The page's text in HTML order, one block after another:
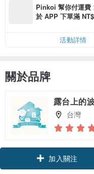
Pinkoi 幫你付運費
於 APP 下單滿
活動詳情
關於品牌
露台上的
台灣
加入關注